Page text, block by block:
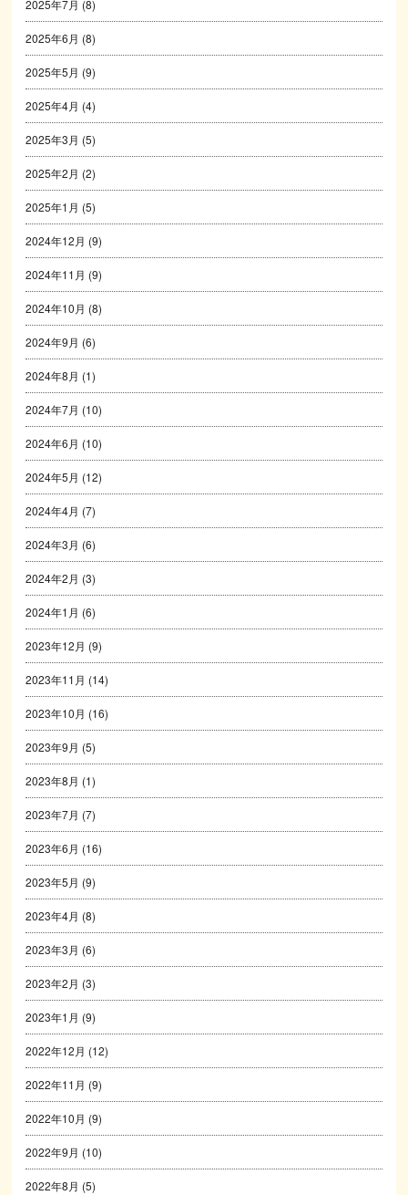
2025年7月 (8)
2025年6月 (8)
2025年5月 (9)
2025年4月 (4)
2025年3月 (5)
2025年2月 (2)
2025年1月 (5)
2024年12月 (9)
2024年11月 (9)
2024年10月 (8)
2024年9月 (6)
2024年8月 (1)
2024年7月 (10)
2024年6月 (10)
2024年5月 (12)
2024年4月 (7)
2024年3月 (6)
2024年2月 (3)
2024年1月 (6)
2023年12月 (9)
2023年11月 (14)
2023年10月 (16)
2023年9月 (5)
2023年8月 (1)
2023年7月 (7)
2023年6月 (16)
2023年5月 (9)
2023年4月 (8)
2023年3月 (6)
2023年2月 (3)
2023年1月 (9)
2022年12月 (12)
2022年11月 (9)
2022年10月 (9)
2022年9月 (10)
2022年8月 (5)